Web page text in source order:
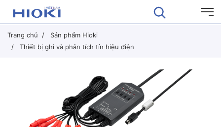
Trang chủ
Sản phẩm Hioki
Thiết bị ghi và phân tích tín hiệu điện